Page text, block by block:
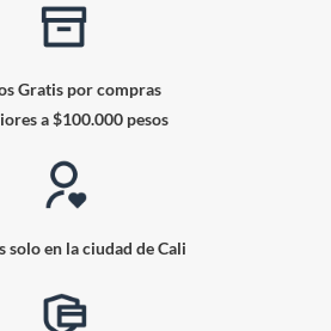
Gratis por compras
a $100.000 pesos
solo en la ciudad de Cali